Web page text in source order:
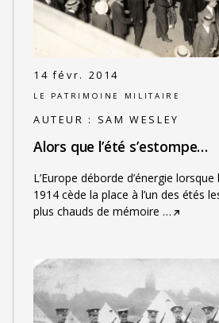
14 févr. 2014
LE PATRIMOINE MILITAIRE
AUTEUR : SAM WESLEY
Alors que l’été s’estompe…
L’Europe déborde d’énergie
1914 cède la place à l’un des étés
plus chauds de mémoire …